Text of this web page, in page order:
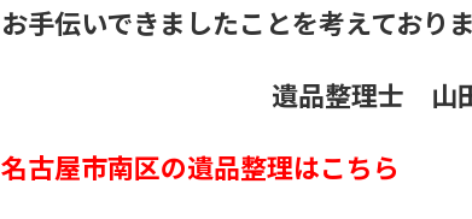
お手伝いできましたことを考えておりま
遺品整理士
名古屋市南区の遺品整理はこちら